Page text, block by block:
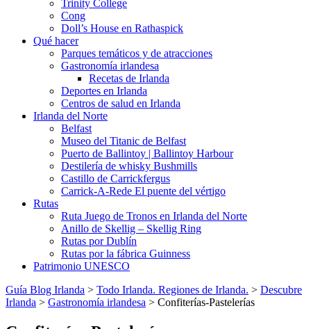
Trinity College
Cong
Doll’s House en Rathaspick
Qué hacer
Parques temáticos y de atracciones
Gastronomía irlandesa
Recetas de Irlanda
Deportes en Irlanda
Centros de salud en Irlanda
Irlanda del Norte
Belfast
Museo del Titanic de Belfast
Puerto de Ballintoy | Ballintoy Harbour
Destilería de whisky Bushmills
Castillo de Carrickfergus
Carrick-A-Rede El puente del vértigo
Rutas
Ruta Juego de Tronos en Irlanda del Norte
Anillo de Skellig – Skellig Ring
Rutas por Dublín
Rutas por la fábrica Guinness
Patrimonio UNESCO
Guía Blog Irlanda > Todo Irlanda. Regiones de Irlanda. > Descubre
Irlanda > Gastronomía irlandesa > Confiterías-Pastelerías